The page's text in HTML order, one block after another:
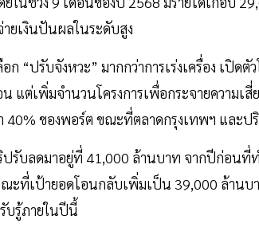
ยเงินปันผลในระดับสูง
“ปรับจังหวะ” มากกว่าการเร่งเครื่อง เปิดตั
แต่เพิ่มจำนวนโครงการเพื่อกระจายความเ
40% ของพอร์ต ขณะที่ตลาดกรุงเทพฯ และ
รับลดมาอยู่ที่ 41,000 ล้านบาท จากปีก่อน
ที่เป้ายอดโอนกลับเพิ่มเป็น 39,000 ล้านบ
บรู้ภายในปีนี้